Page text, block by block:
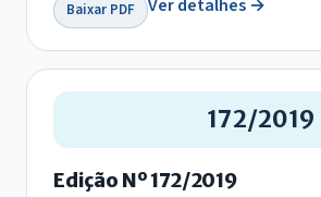
Baixar PDF Ver detalhes →
172/2019
Edição Nº 172/2019